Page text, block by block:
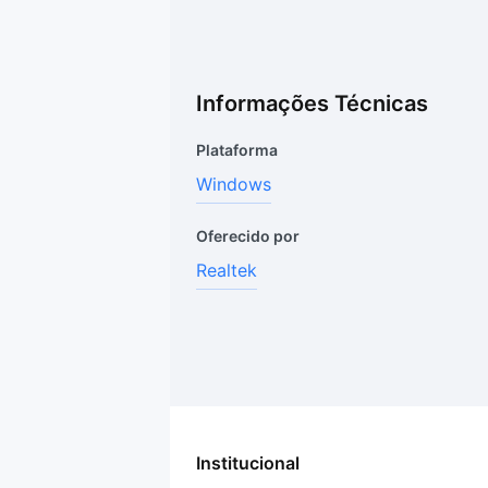
Informações Técnicas
Plataforma
Windows
Oferecido por
Realtek
Institucional